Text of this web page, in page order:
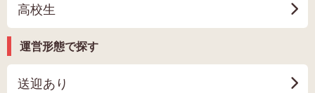
高校生
運営形態で探す
送迎あり